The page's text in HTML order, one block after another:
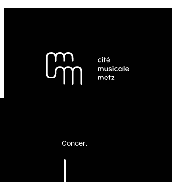
Pied de page
Concert